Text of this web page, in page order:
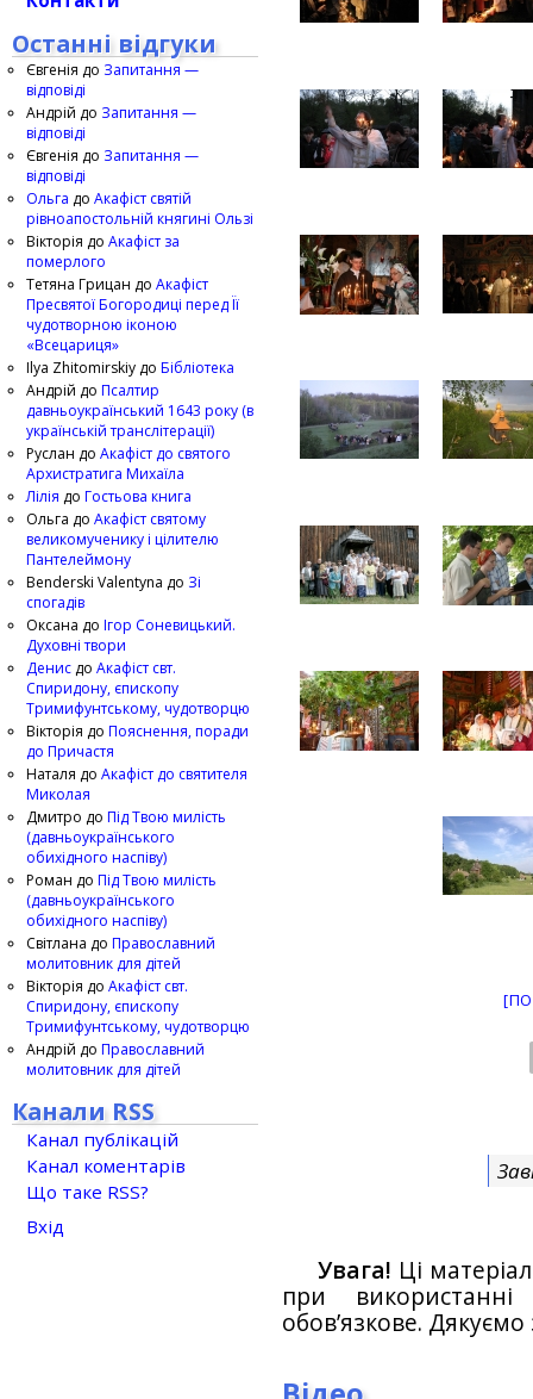
Увага! Ці
при
обов’язкове.
Останні відгуки
Євгенія до Запитання —
відповіді
Андрій до Запитання —
відповіді
Євгенія до Запитання —
відповіді
Ольга до Акафіст святій
рівноапостольній княгині Ользі
Вікторія до Акафіст за
померлого
Тетяна Грицан до Акафіст
Пресвятої Богородиці перед Її
чудотворною іконою
«Всецариця»
Ilya Zhitomirskiy до Бібліотека
Андрій до Псалтир
давньоукраїнський 1643 року (в
українській транслітерації)
Руслан до Акафіст до святого
Архистратига Михаїла
Лілія до Гостьова книга
Ольга до Акафіст святому
великомученику і цілителю
Пантелеймону
Benderski Valentyna до Зі
спогадів
Оксана до Ігор Соневицький.
Духовні твори
Денис до Акафіст свт.
Спиридону, єпископу
Тримифунтському, чудотворцю
Вікторія до Пояснення, поради
до Причастя
Наталя до Акафіст до святителя
Миколая
Дмитро до Під Твою милість
(давньоукраїнського
обихідного наспіву)
Роман до Під Твою милість
(давньоукраїнського
обихідного наспіву)
Світлана до Православний
молитовник для дітей
Вікторія до Акафіст свт.
Спиридону, єпископу
Тримифунтському, чудотворцю
Андрій до Православний
молитовник для дітей
Канали RSS
Канал публікацій
Канал коментарів
Що таке RSS?
Вхід